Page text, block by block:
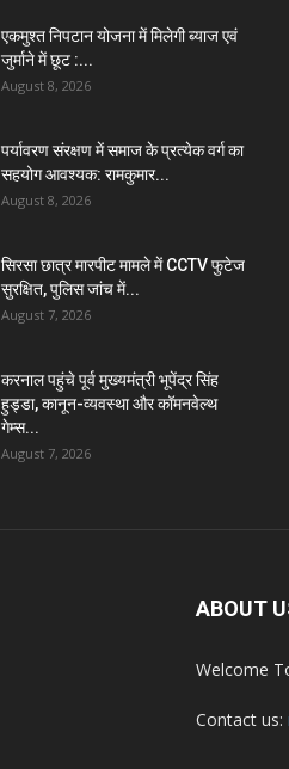
एकमुश्त निपटान योजना में मिलेगी ब्याज एवं
जुर्माने में छूट :...
August 8, 2026
पर्यावरण संरक्षण में समाज के प्रत्येक वर्ग का
सहयोग आवश्यक: रामकुमार...
August 8, 2026
सिरसा छात्र मारपीट मामले में CCTV फुटेज
सुरक्षित, पुलिस जांच में...
August 7, 2026
करनाल पहुंचे पूर्व मुख्यमंत्री भूपेंद्र सिंह
हुड्डा, कानून-व्यवस्था और कॉमनवेल्थ
गेम्स...
August 7, 2026
ABOUT
Welcome
Contact us: